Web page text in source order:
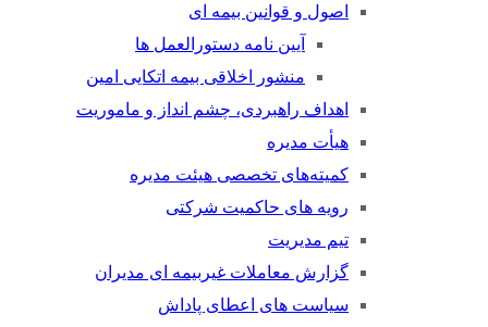
اصول و قوانین بیمه ای
آیین نامه دستورالعمل ها
منشور اخلاقی بیمه اتکایی امین
اهداف راهبردی، چشم انداز و ماموریت
هیأت مدیره
کمیته‌های تخصصی هیئت مدیره
رویه های حاکمیت شرکتی
تیم مدیریت
گزارش معاملات غیربیمه ای مدیران
سیاست های اعطای پاداش